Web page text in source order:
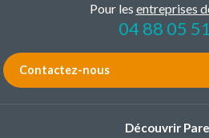
Pour les entreprises
04 88 05
Contactez-nous
Découvrir